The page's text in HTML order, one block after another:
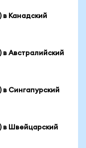
в Канадский
в Австралийский
в Сингапурский
в Швейцарский